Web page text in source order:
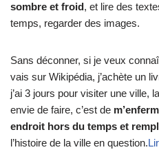
sombre et froid, et lire des
temps, regarder des images.
Sans déconner, si je veux
vais sur Wikipédia, j’achète un
j’ai 3 jours pour visiter une ville, la
envie de faire, c’est de
endroit hors du temps et
l’histoire de la ville en question.